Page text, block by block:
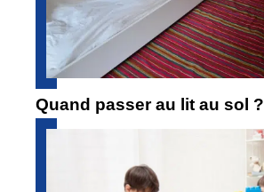
Quand passer au lit au sol ?